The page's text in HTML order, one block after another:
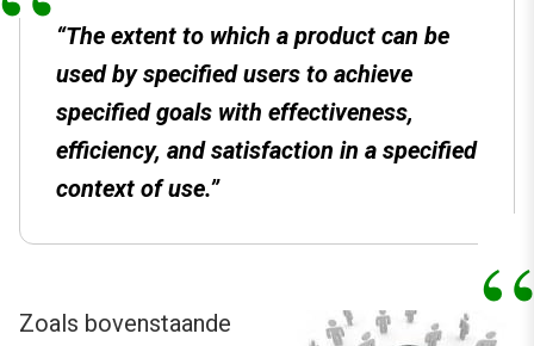
“The extent to which a product can be
used by specified users to achieve
specified goals with effectiveness,
efficiency, and satisfaction in a specified
context of use.”
Zoals bovenstaande